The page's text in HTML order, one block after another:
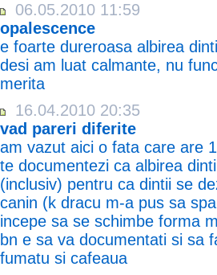
06.05.2010 11:59
opalescence
e foarte dureroasa albirea
desi am luat calmante, nu
merita
16.04.2010 20:35
vad pareri diferite
am vazut aici o fata care are
te documentezi ca albirea
(inclusiv) pentru ca dintii se
canin (k dracu m-a pus sa
incepe sa se schimbe forma
bn e sa va documentati si sa
fumatu si cafeaua